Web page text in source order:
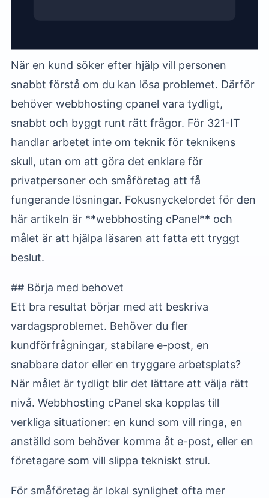
När en kund söker efter hjälp vill personen
snabbt förstå om du kan lösa problemet. Därför
behöver webbhosting cpanel vara tydligt,
snabbt och byggt runt rätt frågor. För 321-IT
handlar arbetet inte om teknik för teknikens
skull, utan om att göra det enklare för
privatpersoner och småföretag att få
fungerande lösningar. Fokusnyckelordet för den
här artikeln är **webbhosting cPanel** och
målet är att hjälpa läsaren att fatta ett tryggt
beslut.
## Börja med behovet
Ett bra resultat börjar med att beskriva
vardagsproblemet. Behöver du fler
kundförfrågningar, stabilare e-post, en
snabbare dator eller en tryggare arbetsplats?
När målet är tydligt blir det lättare att välja rätt
nivå. Webbhosting cPanel ska kopplas till
verkliga situationer: en kund som vill ringa, en
anställd som behöver komma åt e-post, eller en
företagare som vill slippa tekniskt strul.
För småföretag är lokal synlighet ofta mer